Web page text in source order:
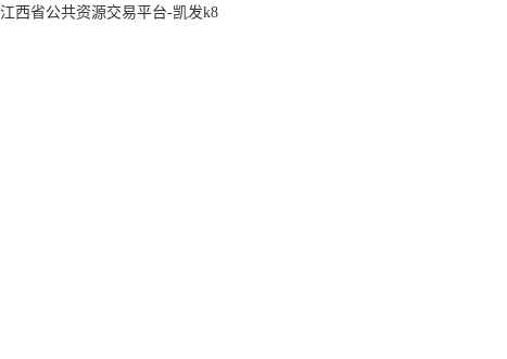
江西省公共资源交易平台-凯发k8